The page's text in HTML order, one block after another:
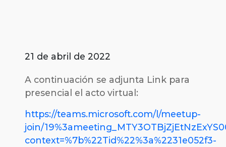
21 de abril de 2022
A continuación se adjunta Link para
presencial el acto virtual:
https://teams.microsoft.com/l/meetup-
join/
context=%7b%22Tid%22%3a%2231e052f3-